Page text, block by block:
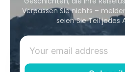
Verpassen Sie nichts –
seien Sie Teil jedes